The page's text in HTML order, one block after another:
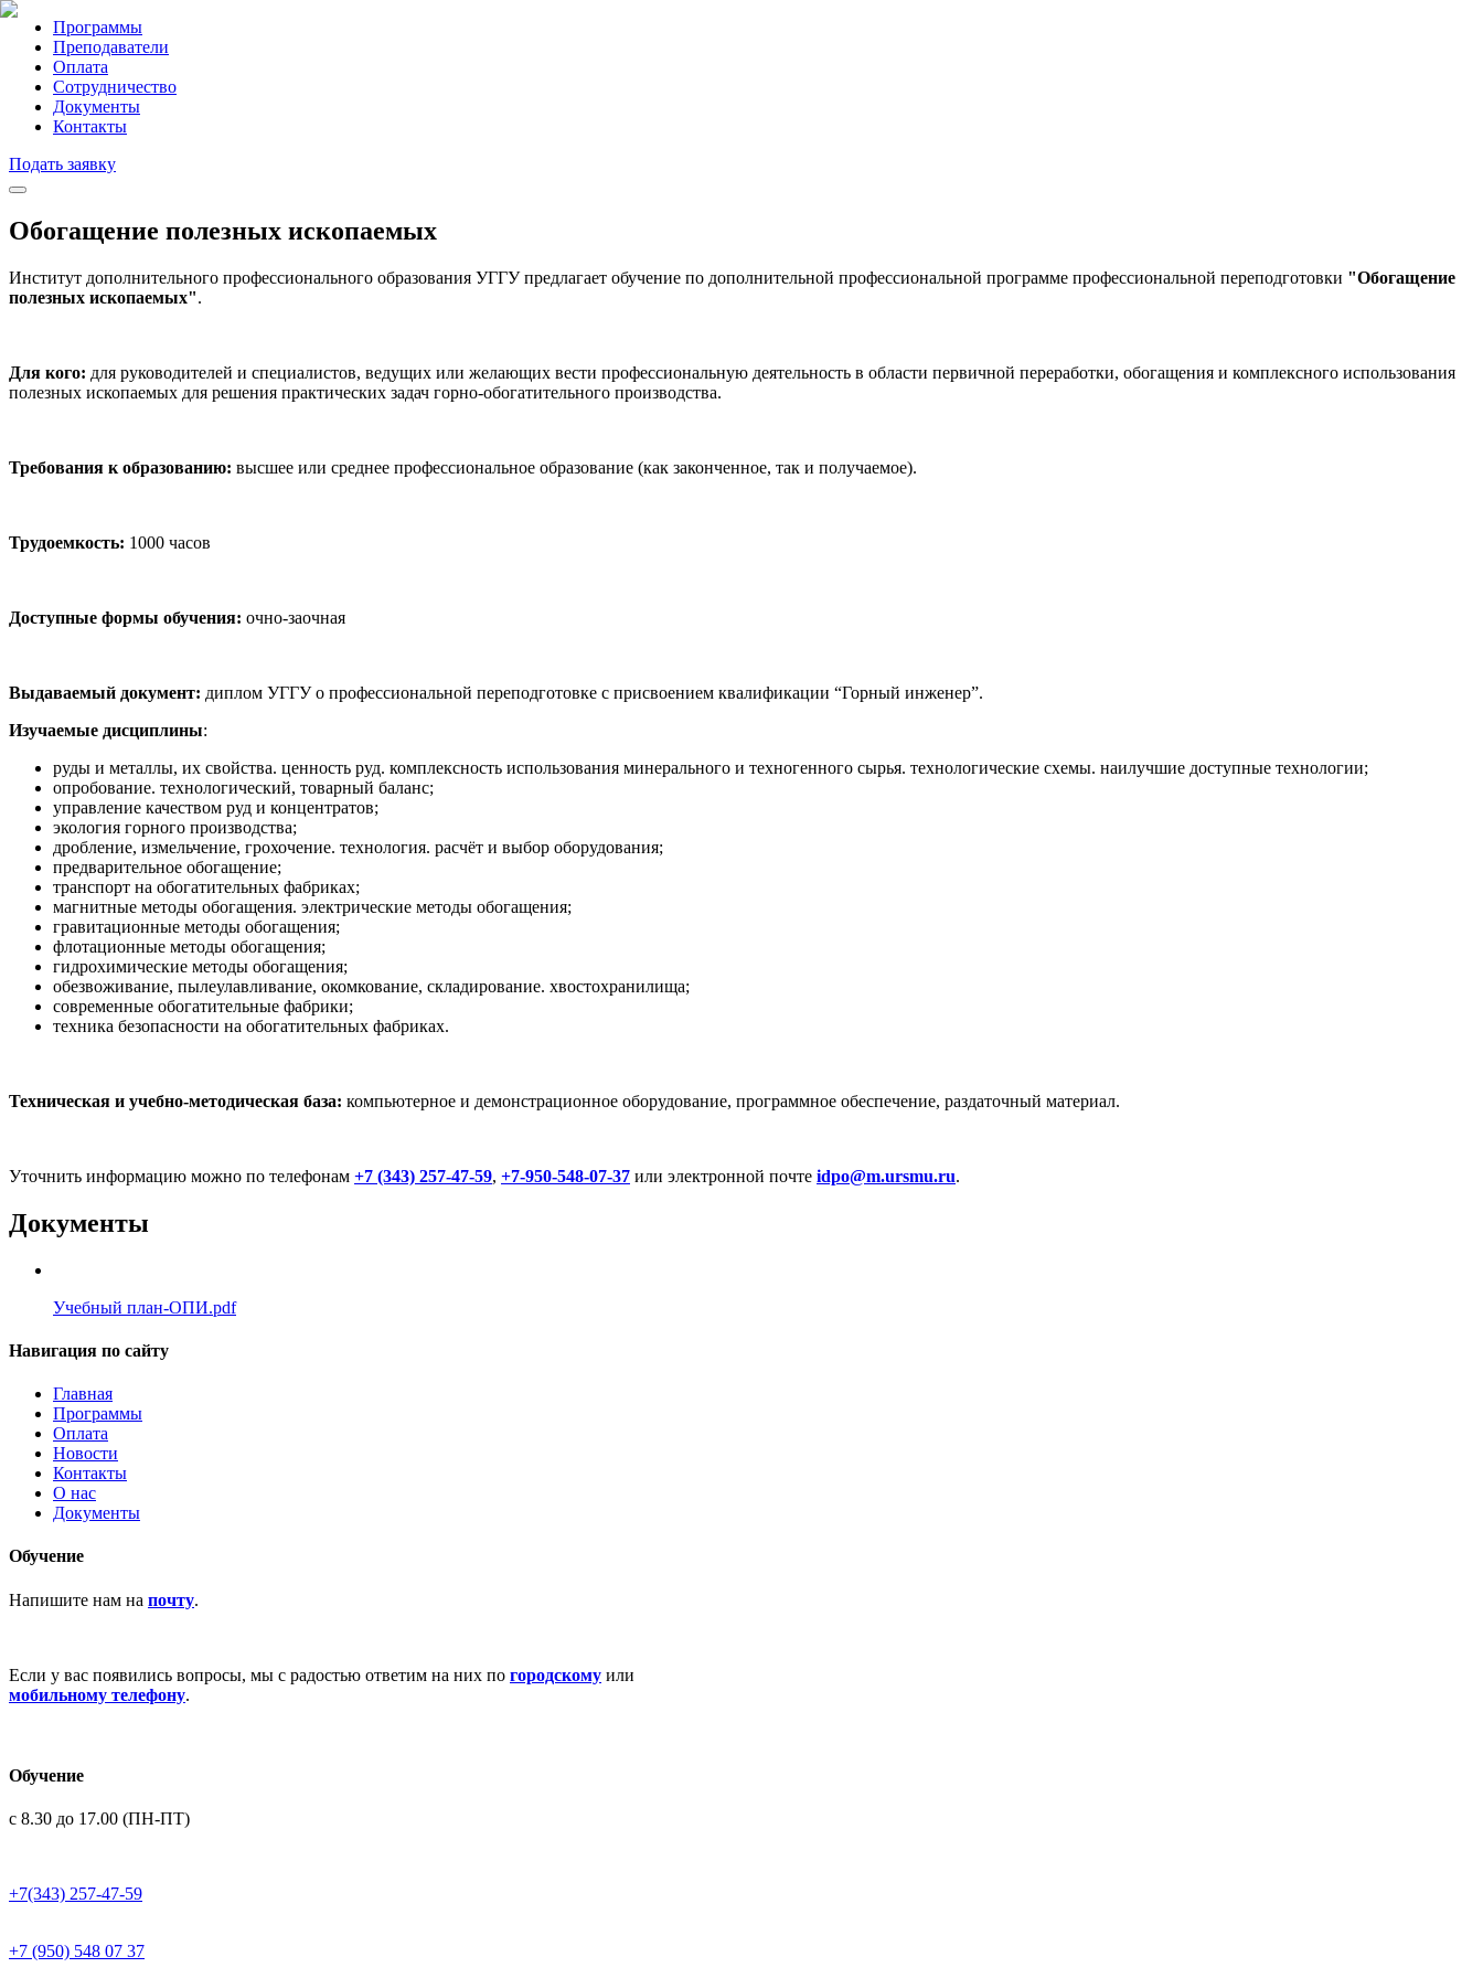
Программы
Преподаватели
Оплата
Сотрудничество
Документы
Контакты
Подать заявку
Обогащение полезных ископаемых
Институт дополнительного профессионального образования УГГУ предлагает обучение по дополнительной профессиональной программе профессиональной переподготовки "Обогащение
полезных ископаемых".
Для кого: для руководителей и специалистов, ведущих или желающих вести профессиональную деятельность в области первичной переработки, обогащения и комплексного использования
полезных ископаемых для решения практических задач горно-обогатительного производства.
Требования к образованию: высшее или среднее профессиональное образование (как законченное, так и получаемое).
Трудоемкость: 1000 часов
Доступные формы обучения: очно-заочная
Выдаваемый документ: диплом УГГУ о профессиональной переподготовке с присвоением квалификации “Горный инженер”.
Изучаемые дисциплины:
руды и металлы, их свойства. ценность руд. комплексность использования минерального и техногенного сырья. технологические схемы. наилучшие доступные технологии;
опробование. технологический, товарный баланс;
управление качеством руд и концентратов;
экология горного производства;
дробление, измельчение, грохочение. технология. расчёт и выбор оборудования;
предварительное обогащение;
транспорт на обогатительных фабриках;
магнитные методы обогащения. электрические методы обогащения;
гравитационные методы обогащения;
флотационные методы обогащения;
гидрохимические методы обогащения;
обезвоживание, пылеулавливание, окомкование, складирование. хвостохранилища;
современные обогатительные фабрики;
техника безопасности на обогатительных фабриках.
Техническая и учебно-методическая база: компьютерное и демонстрационное оборудование, программное обеспечение, раздаточный материал.
Уточнить информацию можно по телефонам +7 (343) 257-47-59, +7-950-548-07-37 или электронной почте idpo@m.ursmu.ru.
Документы
Учебный план-ОПИ.pdf
Навигация по сайту
Главная
Программы
Оплата
Новости
Контакты
О нас
Документы
Обучение
Напишите нам на почту.
Если у вас появились вопросы, мы с радостью ответим на них по городскому или
мобильному телефону.
Обучение
с 8.30 до 17.00 (ПН-ПТ)
+7(343) 257-47-59
+7 (950) 548 07 37